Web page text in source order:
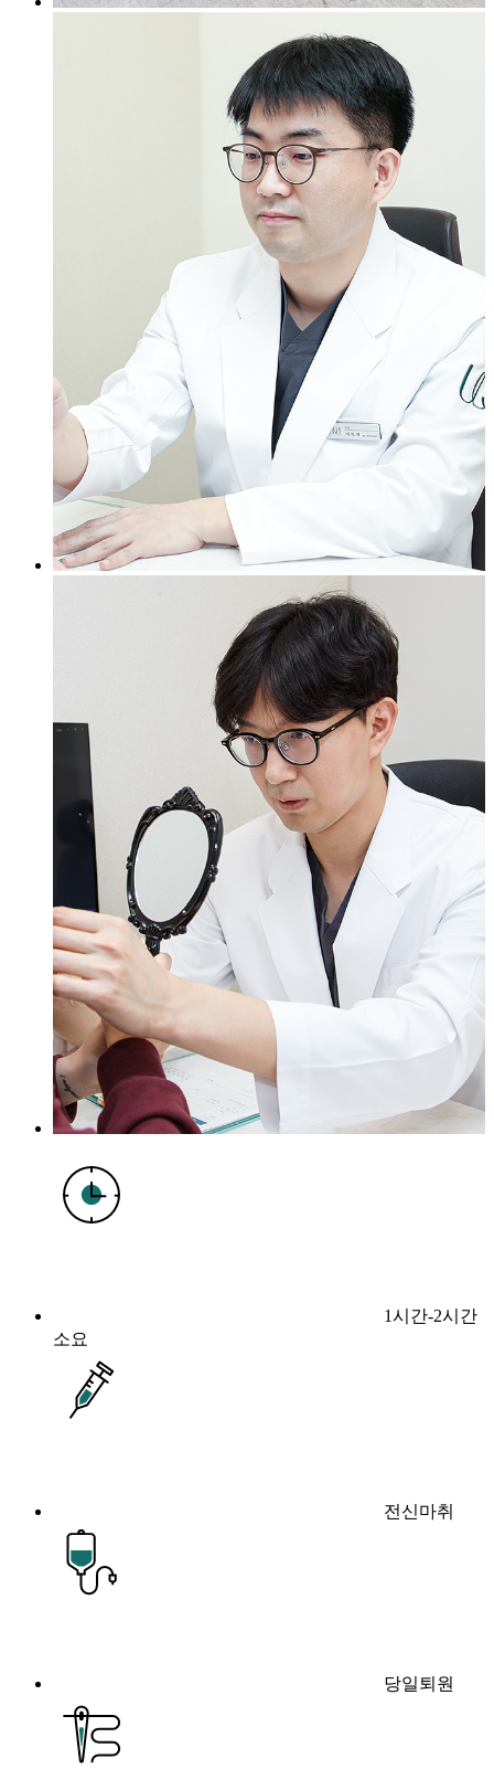
1시간-2시간
소요
전신마취
당일퇴원